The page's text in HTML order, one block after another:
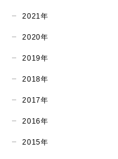
2021年
2020年
2019年
2018年
2017年
2016年
2015年